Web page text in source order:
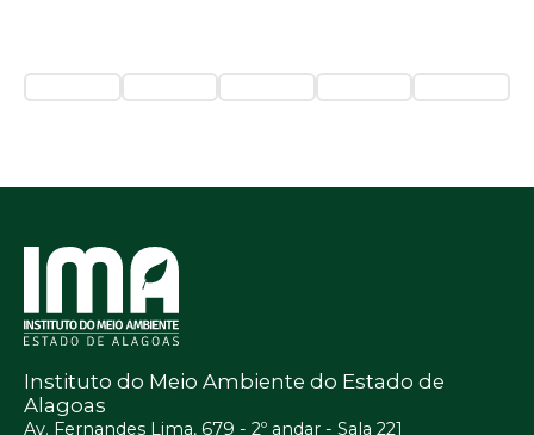
Instituto do Meio Ambiente do Estado de
Alagoas
Av. Fernandes Lima, 679 - 2º andar - Sala 221